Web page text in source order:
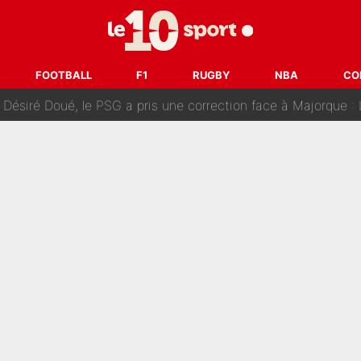
FOOTBALL F1 RUGBY NBA
à Zinedine Zidane en équipe de France : «Je n'aurais
dans tous les sens sur le mercato de l'OM : Frank McCourt va
Doué, le PSG a pris une correction face à Majorque : Luis